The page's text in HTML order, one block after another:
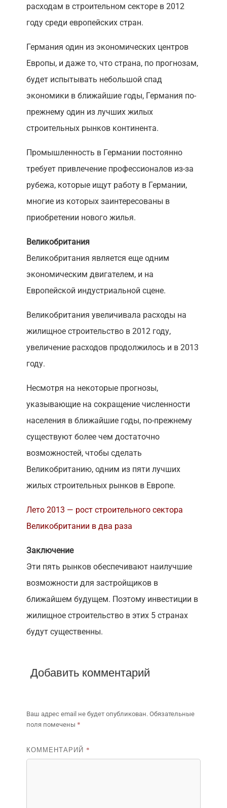
расходам в строительном секторе в 2012
году среди европейских стран.
Германия один из экономических центров
Европы, и даже то, что страна, по прогнозам,
будет испытывать небольшой спад
экономики в ближайшие годы, Германия по-
прежнему один из лучших жилых
строительных рынков континента.
Промышленность в Германии постоянно
требует привлечение профессионалов из-за
рубежа, которые ищут работу в Германии,
многие из которых заинтересованы в
приобретении нового жилья.
Великобритания
Великобритания является еще одним
экономическим двигателем, и на
Европейской индустриальной сцене.
Великобритания увеличивала расходы на
жилищное строительство в 2012 году,
увеличение расходов продолжилось и в 2013
году.
Несмотря на некоторые прогнозы,
указывающие на сокращение численности
населения в ближайшие годы, по-прежнему
существуют более чем достаточно
возможностей, чтобы сделать
Великобританию, одним из пяти лучших
жилых строительных рынков в Европе.
Лето 2013 — рост строительного сектора
Великобритании в два раза
Заключение
Эти пять рынков обеспечивают наилучшие
возможности для застройщиков в
ближайшем будущем. Поэтому инвестиции в
жилищное строительство в этих 5 странах
будут существенны.
Добавить комментарий
Ваш адрес email не будет опубликован. Обязательные
поля помечены *
КОММЕНТАРИЙ *